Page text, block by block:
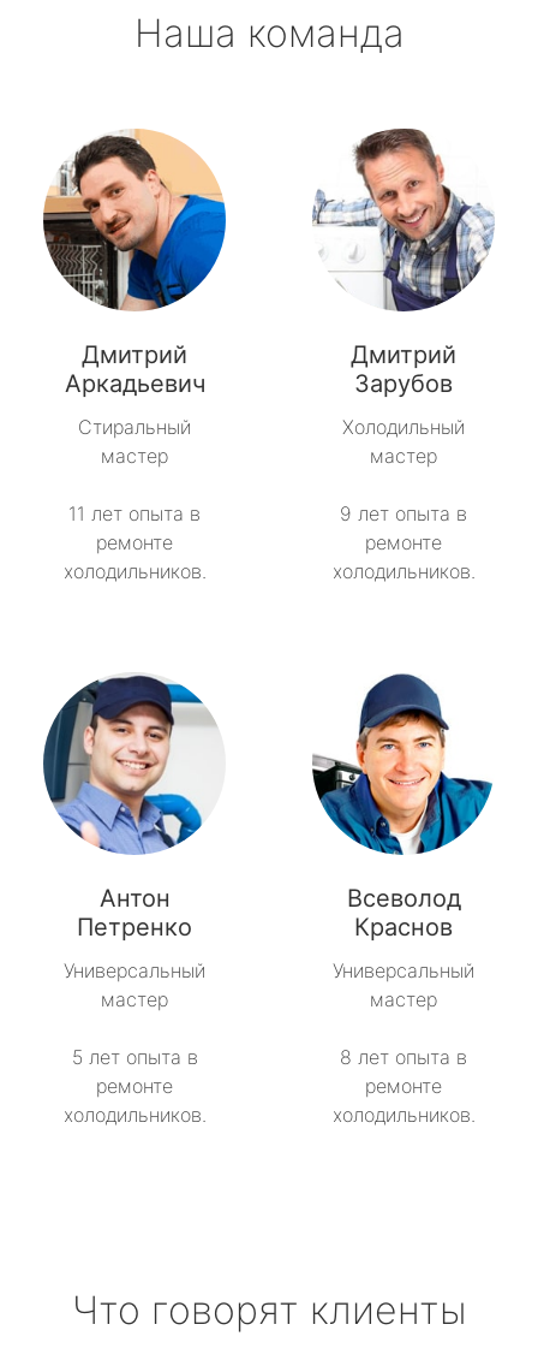
Наша команда
Дмитрий
Аркадьевич
Стиральный
мастер
11 лет опыта в
ремонте
холодильников.
Дмитрий
Зарубов
Холодильный
мастер
9 лет опыта в
ремонте
холодильников.
Антон
Петренко
Универсальный
мастер
5 лет опыта в
ремонте
холодильников.
Всеволод
Краснов
Универсальный
мастер
8 лет опыта в
ремонте
холодильников.
Что говорят клиенты